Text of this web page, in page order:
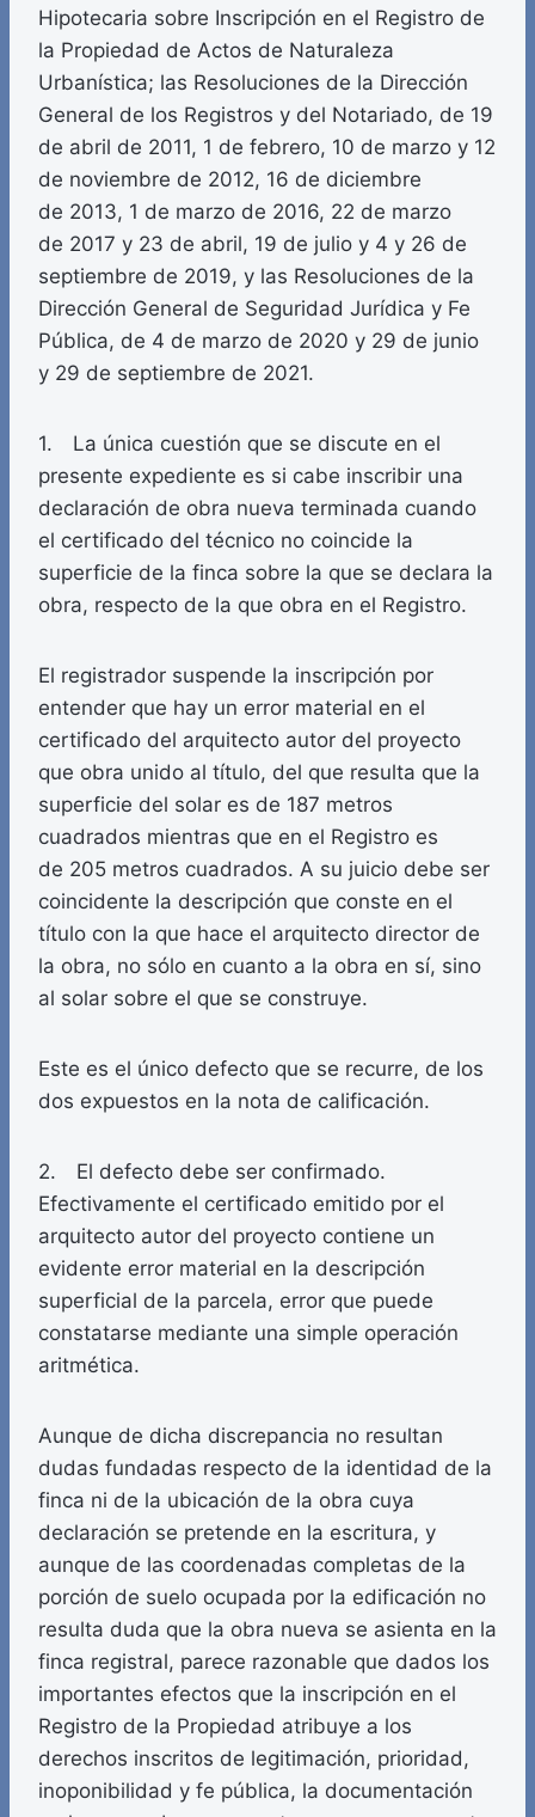
Hipotecaria sobre Inscripción en el Registro de
la Propiedad de Actos de Naturaleza
Urbanística; las Resoluciones de la Dirección
General de los Registros y del Notariado, de 19
de abril de 2011, 1 de febrero, 10 de marzo y 12
de noviembre de 2012, 16 de diciembre
de 2013, 1 de marzo de 2016, 22 de marzo
de 2017 y 23 de abril, 19 de julio y 4 y 26 de
septiembre de 2019, y las Resoluciones de la
Dirección General de Seguridad Jurídica y Fe
Pública, de 4 de marzo de 2020 y 29 de junio
y 29 de septiembre de 2021.
1. La única cuestión que se discute en el
presente expediente es si cabe inscribir una
declaración de obra nueva terminada cuando
el certificado del técnico no coincide la
superficie de la finca sobre la que se declara la
obra, respecto de la que obra en el Registro.
El registrador suspende la inscripción por
entender que hay un error material en el
certificado del arquitecto autor del proyecto
que obra unido al título, del que resulta que la
superficie del solar es de 187 metros
cuadrados mientras que en el Registro es
de 205 metros cuadrados. A su juicio debe ser
coincidente la descripción que conste en el
título con la que hace el arquitecto director de
la obra, no sólo en cuanto a la obra en sí, sino
al solar sobre el que se construye.
Este es el único defecto que se recurre, de los
dos expuestos en la nota de calificación.
2. El defecto debe ser confirmado.
Efectivamente el certificado emitido por el
arquitecto autor del proyecto contiene un
evidente error material en la descripción
superficial de la parcela, error que puede
constatarse mediante una simple operación
aritmética.
Aunque de dicha discrepancia no resultan
dudas fundadas respecto de la identidad de la
finca ni de la ubicación de la obra cuya
declaración se pretende en la escritura, y
aunque de las coordenadas completas de la
porción de suelo ocupada por la edificación no
resulta duda que la obra nueva se asienta en la
finca registral, parece razonable que dados los
importantes efectos que la inscripción en el
Registro de la Propiedad atribuye a los
derechos inscritos de legitimación, prioridad,
inoponibilidad y fe pública, la documentación